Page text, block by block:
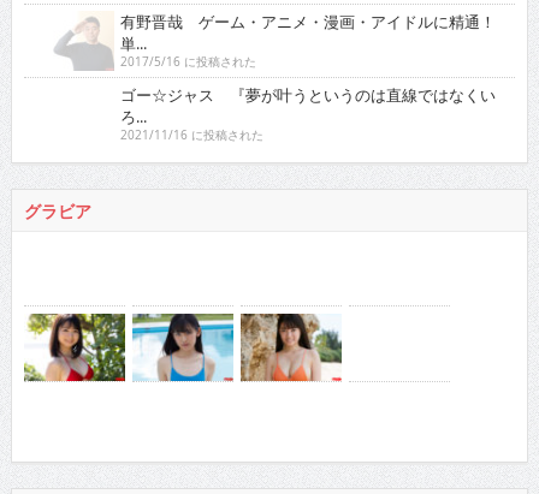
有野晋哉 ゲーム・アニメ・漫画・アイドルに精通！
単...
2017/5/16 に投稿された
ゴー☆ジャス 『夢が叶うというのは直線ではなくい
ろ...
2021/11/16 に投稿された
グラビア